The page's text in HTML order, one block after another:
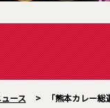
ース > 「熊本カレー